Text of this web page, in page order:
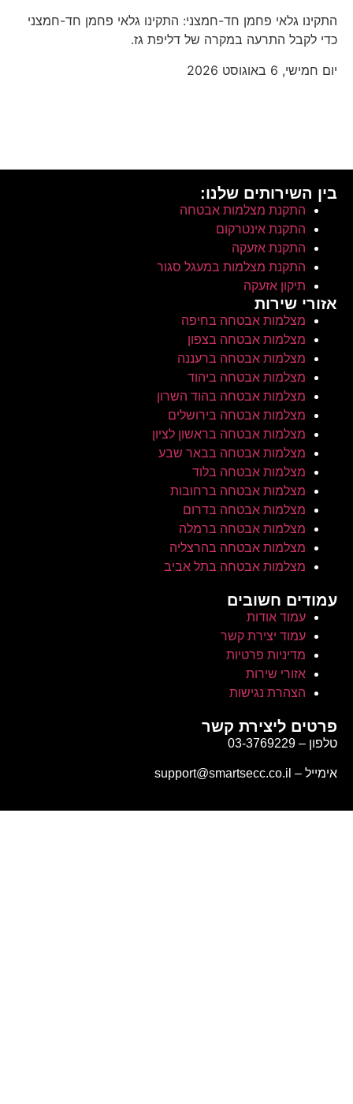
התקינו גלאי פחמן חד-חמצני: התקינו גלאי פחמן חד-חמצני
כדי לקבל התרעה במקרה של דליפת גז.
יום חמישי, 6 באוגוסט 2026
בין השירותים שלנו:
התקנת מצלמות אבטחה
התקנת אינטרקום
התקנת אזעקה
התקנת מצלמות במעגל סגור
תיקון אזעקה
אזורי שירות
מצלמות אבטחה בחיפה
מצלמות אבטחה בצפון
מצלמות אבטחה ברעננה
מצלמות אבטחה ביהוד
מצלמות אבטחה בהוד השרון
מצלמות אבטחה בירושלים
מצלמות אבטחה בראשון לציון
מצלמות אבטחה בבאר שבע
מצלמות אבטחה בלוד
מצלמות אבטחה ברחובות
מצלמות אבטחה בדרום
מצלמות אבטחה ברמלה
מצלמות אבטחה בהרצליה
מצלמות אבטחה בתל אביב
עמודים חשובים
עמוד אודות
עמוד יצירת קשר
מדיניות פרטיות
אזורי שירות
הצהרת נגישות
פרטים ליצירת קשר
טלפון – 03-3769229
אימייל – support@smartsecc.co.il